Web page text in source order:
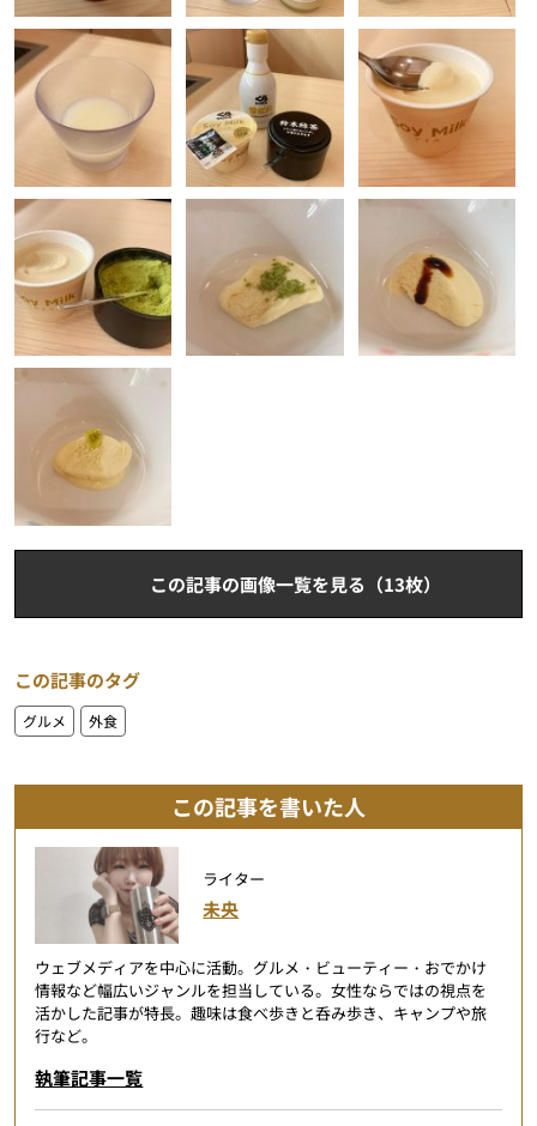
この記事の画像一覧を見る（13枚）
この記事のタグ
グルメ 外食
この記事を書いた人
ライター
未央
ウェブメディアを中心に活動。グルメ・ビューティー・おでかけ
情報など幅広いジャンルを担当している。女性ならではの視点を
活かした記事が特長。趣味は食べ歩きと呑み歩き、キャンプや旅
行など。
執筆記事一覧